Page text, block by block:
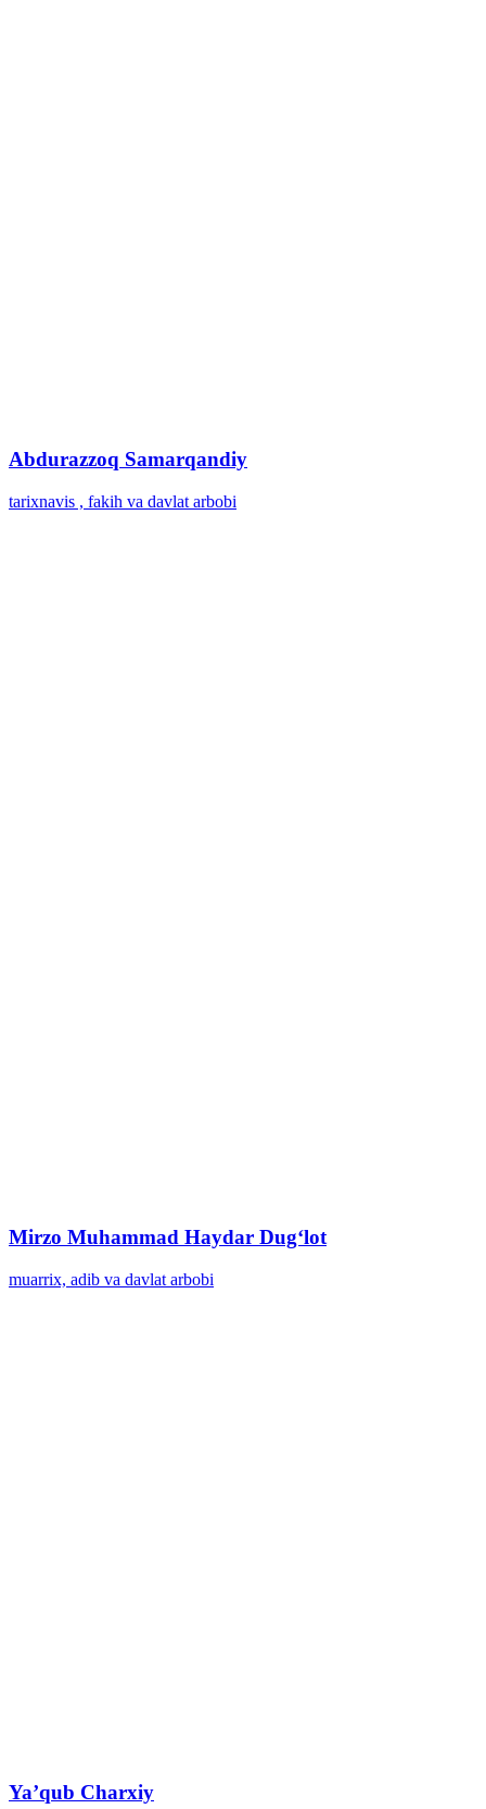
Abdurazzoq Samarqandiy
tarixnavis , fakih va davlat arbobi
Mirzo Muhammad Haydar Dugʻlot
muarrix, adib va davlat arbobi
Ya’qub Charxiy